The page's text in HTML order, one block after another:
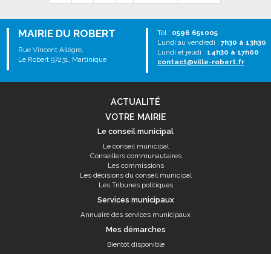
MAIRIE DU ROBERT
Rue Vincent Allègre,
Le Robert 97231, Martinique
Tél : 0596 651005
Lundi au vendredi : 7h30 à 13h30
Lundi et jeudi : 14h30 à 17h00
contact@ville-robert.fr
ACTUALITÉ
VOTRE MAIRIE
Le conseil municipal
Le conseil municipal
Conseillers communautaires
Les commissions
Les décisions du conseil municipal
Les Tribunes politiques
Services municipaux
Annuaire des services municipaux
Mes démarches
Bientôt disponible